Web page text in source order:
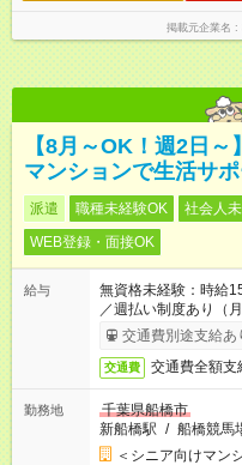
掲載元企業名
【8月～OK！週2日
マンションで生活サ
派遣 職種未経験OK 社会人
WEB登録・面接OK
給与
無資格未経験：時給
／週払い制度あり（
了次第のお支払いと
交通費別途支給あ
交通費 交通費全額
勤務地
千葉県船橋市
新船橋駅 / 船橋競馬
＜シニア向けマン